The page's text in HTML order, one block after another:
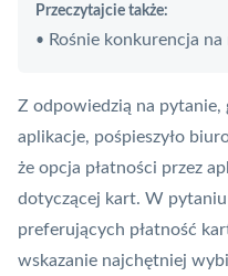
Przeczytajcie także:
• Rośnie konkurencja
Z odpowiedzią na pytanie,
aplikacje, pośpieszyło
że opcja płatności przez
dotyczącej kart. W
preferujących płatność
wskazanie najchętniej